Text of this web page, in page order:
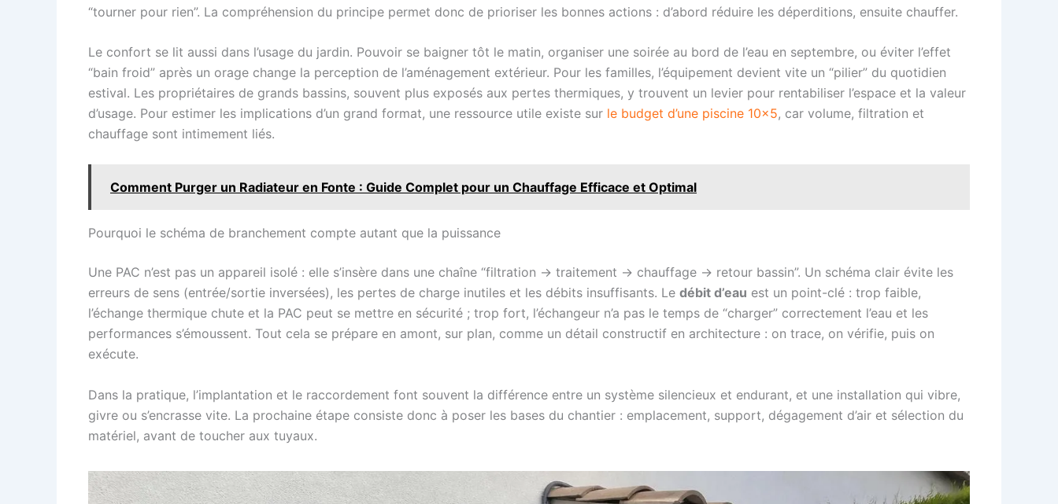
“tourner pour rien”. La compréhension du principe permet donc de prioriser les bonnes actions : d’abord réduire les déperditions, ensuite chauffer.
Le confort se lit aussi dans l’usage du jardin. Pouvoir se baigner tôt le matin, organiser une soirée au bord de l’eau en septembre, ou éviter l’effet
“bain froid” après un orage change la perception de l’aménagement extérieur. Pour les familles, l’équipement devient vite un “pilier” du quotidien
estival. Les propriétaires de grands bassins, souvent plus exposés aux pertes thermiques, y trouvent un levier pour rentabiliser l’espace et la valeur
d’usage. Pour estimer les implications d’un grand format, une ressource utile existe sur le budget d’une piscine 10×5, car volume, filtration et
chauffage sont intimement liés.
Comment Purger un Radiateur en Fonte : Guide Complet pour un Chauffage Efficace et Optimal
Pourquoi le schéma de branchement compte autant que la puissance
Une PAC n’est pas un appareil isolé : elle s’insère dans une chaîne “filtration → traitement → chauffage → retour bassin”. Un schéma clair évite les
erreurs de sens (entrée/sortie inversées), les pertes de charge inutiles et les débits insuffisants. Le débit d’eau est un point-clé : trop faible,
l’échange thermique chute et la PAC peut se mettre en sécurité ; trop fort, l’échangeur n’a pas le temps de “charger” correctement l’eau et les
performances s’émoussent. Tout cela se prépare en amont, sur plan, comme un détail constructif en architecture : on trace, on vérifie, puis on
exécute.
Dans la pratique, l’implantation et le raccordement font souvent la différence entre un système silencieux et endurant, et une installation qui vibre,
givre ou s’encrasse vite. La prochaine étape consiste donc à poser les bases du chantier : emplacement, support, dégagement d’air et sélection du
matériel, avant de toucher aux tuyaux.